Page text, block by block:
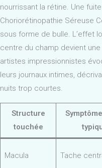
nourrissant la rétine. Une
Choriorétinopathie Séreuse
sous forme de bulle. L’effet
centre du champ devient
artistes impressionnistes
leurs journaux intimes,
nuits trop courtes.
Structure
touchée
Macula Tache